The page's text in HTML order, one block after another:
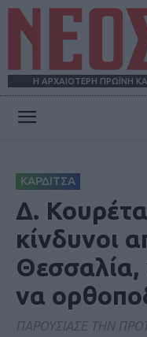
Η ΑΡΧΑΙΟΤΕΡΗ ΠΡΩΪΝΗ
ΚΑΡΔΙΤΣΑ
Δ.
κίνδυνοι
να
ΠΑΡΟΥΣΙΑΣΕ ΤΗΝ